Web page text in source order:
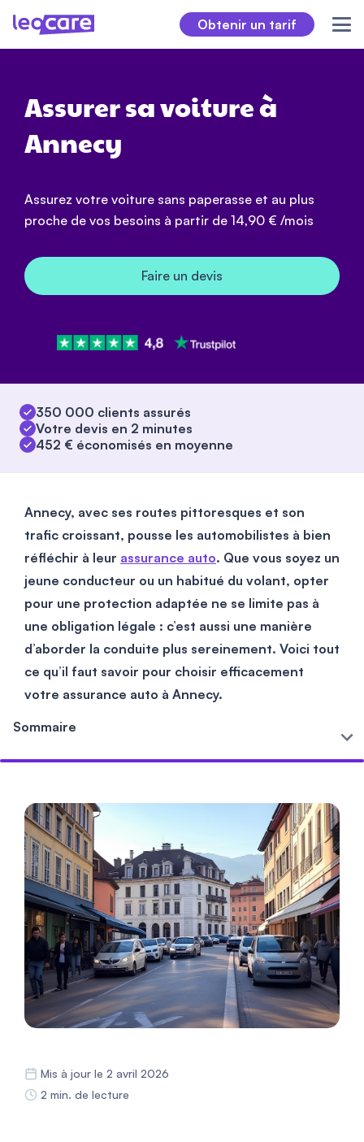
Obtenir un tarif
Assurer sa voiture à
Annecy
Assurez votre voiture sans paperasse et au plus
proche de vos besoins à partir de 14,90 € /mois
Faire un devis
350 000 clients assurés
Votre devis en 2 minutes
452 € économisés en moyenne
Annecy, avec ses routes pittoresques et son
trafic croissant, pousse les automobilistes à bien
réfléchir à leur assurance auto. Que vous soyez un
jeune conducteur ou un habitué du volant, opter
pour une protection adaptée ne se limite pas à
une obligation légale : c’est aussi une manière
d’aborder la conduite plus sereinement. Voici tout
ce qu’il faut savoir pour choisir efficacement
votre assurance auto à Annecy.
Sommaire
Mis à jour le 2 avril 2026
2 min. de lecture